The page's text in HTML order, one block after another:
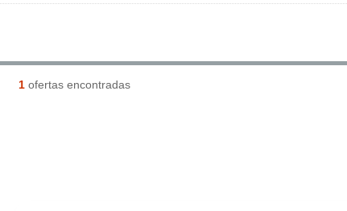
1ofertas encontradas